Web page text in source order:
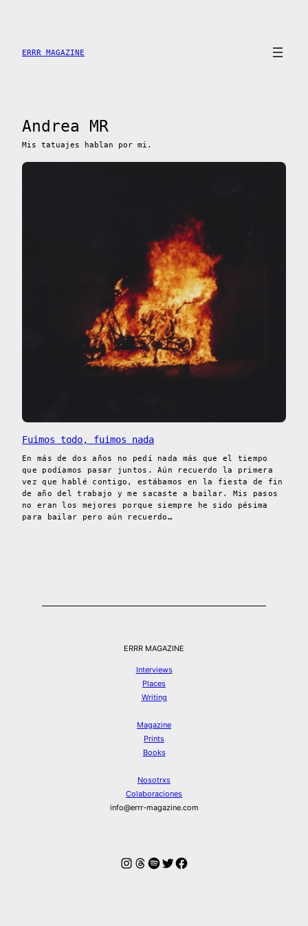
contenido
ERRR MAGAZINE
Andrea MR
Mis tatuajes hablan por mi.
Fuimos todo, fuimos nada
En más de dos años no pedí nada más que el tiempo
que podíamos pasar juntos. Aún recuerdo la primera
vez que hablé contigo, estábamos en la fiesta de fin
de año del trabajo y me sacaste a bailar. Mis pasos
no eran los mejores porque siempre he sido pésima
para bailar pero aún recuerdo…
ERRR MAGAZINE
Interviews
Places
Writing
Magazine
Prints
Books
Nosotrxs
Colaboraciones
info@errr-magazine.com
Instagram
Hilos
Spotify
Twitter
Facebook